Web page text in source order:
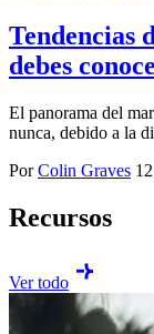
Tendencias
debes
El panorama del
nunca, debido a la
Por Colin Graves
Recursos
Ver todo